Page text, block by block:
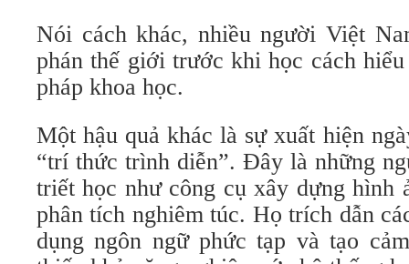
Nói cách khác, nhiều người Việt
phán thế giới trước khi học cách
pháp khoa học.
Một hậu quả khác là sự xuất hiện
“trí thức trình diễn”. Đây là những
triết học như công cụ xây dựng hình
phân tích nghiêm túc. Họ trích dẫn
dụng ngôn ngữ phức tạp và tạo